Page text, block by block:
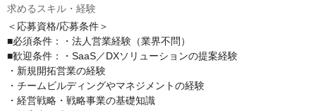
求めるスキル・経験
＜応募資格/応募条件＞
■必須条件：・法人営業経験（業界不問）
■歓迎条件：・SaaS／DXソリューションの提案経験
・新規開拓営業の経験
・チームビルディングやマネジメントの経験
・経営戦略・戦略事業の基礎知識